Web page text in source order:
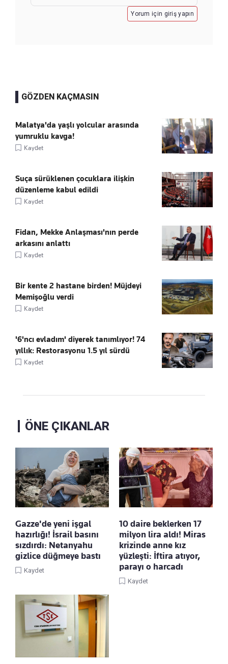
Yorum için giriş yapın
GÖZDEN KAÇMASIN
Malatya'da yaşlı yolcular arasında
yumruklu kavga!
Kaydet
Suça sürüklenen çocuklara ilişkin
düzenleme kabul edildi
Kaydet
Fidan, Mekke Anlaşması'nın perde
arkasını anlattı
Kaydet
Bir kente 2 hastane birden! Müjdeyi
Memişoğlu verdi
Kaydet
'6'ncı evladım' diyerek tanımlıyor! 74
yıllık: Restorasyonu 1.5 yıl sürdü
Kaydet
ÖNE ÇIKANLAR
Gazze'de yeni işgal
hazırlığı! İsrail basını
sızdırdı: Netanyahu
gizlice düğmeye bastı
Kaydet
10 daire beklerken 17
milyon lira aldı! Miras
krizinde anne kız
yüzleşti: İftira atıyor,
parayı o harcadı
Kaydet